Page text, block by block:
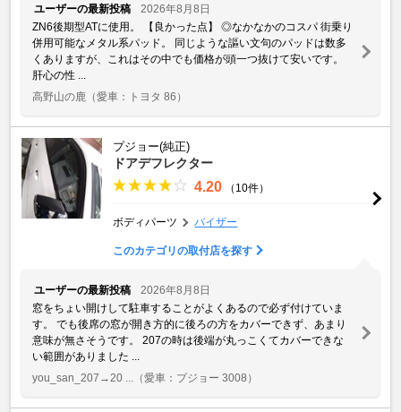
ユーザーの最新投稿
2026年8月8日
ZN6後期型ATに使用。 【良かった点】 ◎なかなかのコスパ 街乗り
併用可能なメタル系パッド。 同じような謳い文句のパッドは数多
くありますが、これはその中でも価格が頭一つ抜けて安いです。
肝心の性 ...
高野山の鹿 （愛車：トヨタ 86）
プジョー(純正)
ドアデフレクター
4.20 （10件）
ボディパーツ バイザー
このカテゴリの取付店を探す
ユーザーの最新投稿
2026年8月8日
窓をちょい開けして駐車することがよくあるので必ず付けていま
す。 でも後席の窓が開き方的に後ろの方をカバーできず、あまり
意味が無さそうです。 207の時は後端が丸っこくてカバーできな
い範囲がありました ...
you_san_207→20 ...
（愛車：プジョー 3008）